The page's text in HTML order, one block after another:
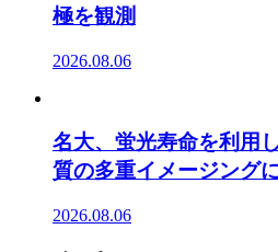
極を観測
2026.08.06
名大、蛍光寿命を利用
質の多重イメージング
2026.08.06